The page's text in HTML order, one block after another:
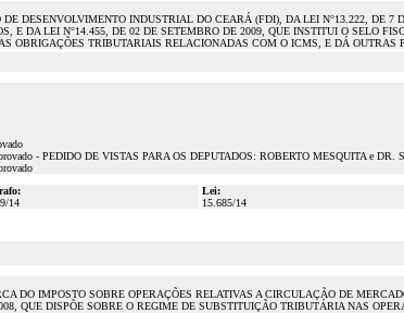
DESENVOLVIMENTO INDUSTRIAL DO CEARÁ (FDI), DA LEI N°13.222, DE
E DA LEI N°14.455, DE 02 DE SETEMBRO DE 2009, QUE INSTITUI O SELO
OBRIGAÇÕES TRIBUTARIAIS RELACIONADAS COM O ICMS, E DÁ OUTRAS
- PEDIDO DE VISTAS PARA OS DEPUTADOS: ROBERTO MESQUITA e DR.
14
Lei:
15.685/14
DO IMPOSTO SOBRE OPERAÇÕES RELATIVAS A CIRCULAÇÃO DE
QUE DISPÕE SOBRE O REGIME DE SUBSTITUIÇÃO TRIBUTÁRIA NAS